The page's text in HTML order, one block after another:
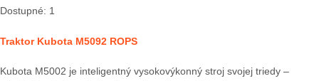
Dostupné: 1
Traktor Kubota M5092 ROPS
Kubota M5002 je inteligentný vysokovýkonný stroj svojej triedy –